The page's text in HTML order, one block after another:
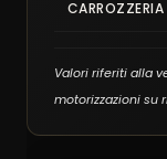
CARROZZERIA
Valori riferiti alla
motorizzazioni su